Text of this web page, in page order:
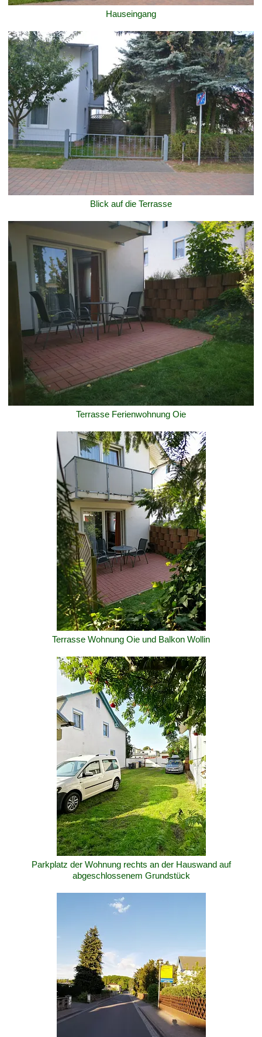
Hauseingang
Blick auf die Terrasse
Terrasse Ferienwohnung Oie
Terrasse Wohnung Oie und Balkon Wollin
Parkplatz der Wohnung rechts an der Hauswand auf
abgeschlossenem Grundstück